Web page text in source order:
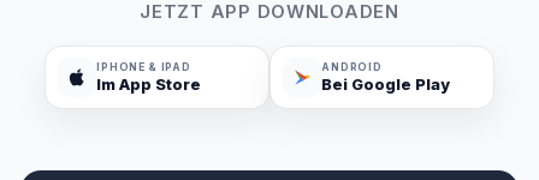
JETZT APP DOWNLOADEN
IPHONE & IPAD
Im App Store
ANDROID
Bei Google Play